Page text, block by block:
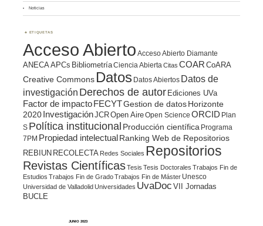
Noticias
ETIQUETAS
Acceso Abierto Acceso Abierto Diamante
ANECA APCs BibliometríaCiencia Abierta Citas COAR CoARA
Creative Commons Datos Datos Abiertos Datos de
investigación Derechos de autor Ediciones UVa
Factor de impacto FECYTGestion de datosHorizonte
2020 InvestigaciónJCROpen AireOpen Science ORCID Plan
S Política institucional Producción científica Programa
7PM Propiedad intelectualRanking Web de Repositorios
REBIUN RECOLECTA Redes Sociales Repositorios
Revistas CientíficasTesis Tesis Doctorales Trabajos Fin de
Estudios Trabajos Fin de GradoTrabajos Fin de Máster Unesco
Universidad de ValladolidUniversidades UvaDoc VII Jornadas
BUCLE
JUNIO 2023